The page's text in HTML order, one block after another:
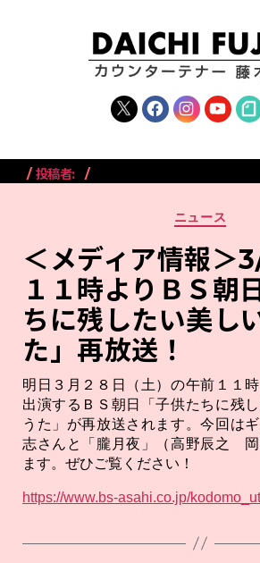
木
大
|
OFFICIAL
X FacebookInstagram
投稿者:
ゴ
リ
ー
ニュース
＜メディア情報＞
１１時よりＢＳ朝
ちに残したい美し
た」再放送！
明日３月２８日（土）の午前１１
出演するＢＳ朝日「子供たちに残
うた」が再放送されます。今回は
志さんと「朧月夜」（高野辰之 岡
ます。ぜひご覧ください！
https://www.bs-asahi.co.jp/